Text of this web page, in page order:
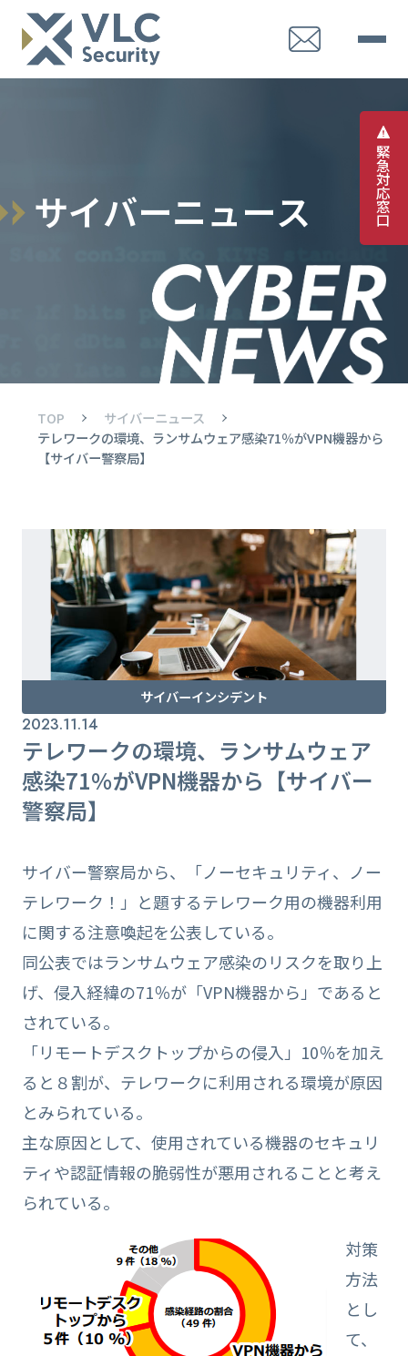
緊
急
対
応
窓
口
サイバーニュース
TOP
サイバーニュース
テレワークの環境、ランサムウェア感染71％がVPN機器から
【サイバー警察局】
サイバーインシデント
2023.11.14
テレワークの環境、ランサムウェア
感染71％がVPN機器から【サイバー
警察局】
サイバー警察局から、「ノーセキュリティ、ノー
テレワーク！」と題するテレワーク用の機器利用
に関する注意喚起を公表している。
同公表ではランサムウェア感染のリスクを取り上
げ、侵入経緯の71％が「VPN機器から」であると
されている。
「リモートデスクトップからの侵入」10％を加え
ると８割が、テレワークに利用される環境が原因
とみられている。
主な原因として、使用されている機器のセキュリ
ティや認証情報の脆弱性が悪用されることと考え
られている。
対策
方法
とし
て、